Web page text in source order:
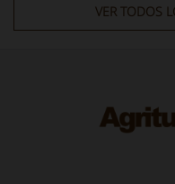
VER TODOS